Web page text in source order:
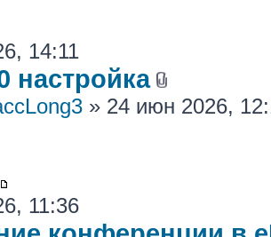
14:11
настройка
» 24 июн 2026,
11:36